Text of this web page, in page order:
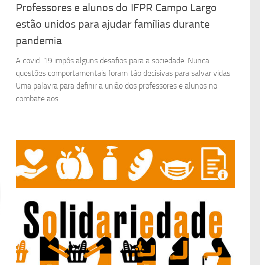
Professores e alunos do IFPR Campo Largo
estão unidos para ajudar famílias durante
pandemia
A covid-19 impôs alguns desafios para a sociedade. Nunca
questões comportamentais foram tão decisivas para salvar vidas
Uma palavra para definir a união dos professores e alunos no
combate aos...